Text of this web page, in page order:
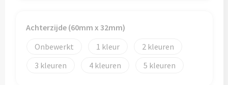
Achterzijde (60mm x 32mm)
Onbewerkt
1
2
3
4 5